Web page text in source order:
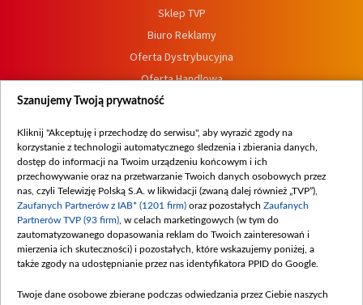
Sklep TVP
Biuro Reklamy
Oferta Dystrybucyjna
Oferta Handlowa
Dostępność
Procedura zgłoszeń wewnętrznych
Szanujemy Twoją prywatność
Kliknij "Akceptuję i przechodzę do serwisu", aby wyrazić zgody na
korzystanie z technologii automatycznego śledzenia i zbierania danych,
dostęp do informacji na Twoim urządzeniu końcowym i ich
przechowywanie oraz na przetwarzanie Twoich danych osobowych przez
nas, czyli Telewizję Polską S.A. w likwidacji (zwaną dalej również „TVP”),
Zaufanych Partnerów z IAB* (1201 firm) oraz pozostałych Zaufanych
Partnerów TVP (93 firm) , w celach marketingowych (w tym do
zautomatyzowanego dopasowania reklam do Twoich zainteresowań i
mierzenia ich skuteczności) i pozostałych, które wskazujemy poniżej, a
także zgody na udostępnianie przez nas identyfikatora PPID do Google.
Twoje dane osobowe zbierane podczas odwiedzania przez Ciebie naszych